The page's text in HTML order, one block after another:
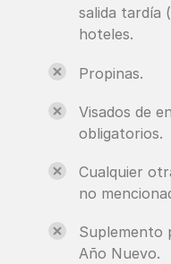
salida tardía (
hoteles.
Propinas.
Visados de
obligatorios.
Cualquier
no
Suplemento
Año Nuevo.